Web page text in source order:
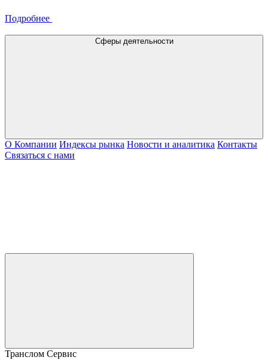
Подробнее
Сферы деятельности
О Компании Индексы рынка Новости и аналитика Контакты
Связаться с нами
Транслом Сервис